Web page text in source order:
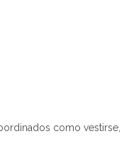
como vestirse,